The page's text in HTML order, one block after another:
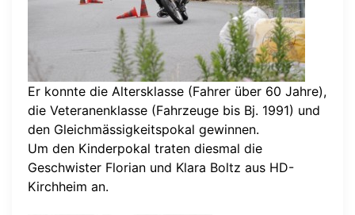
Er konnte die Altersklasse (Fahrer über 60 Jahre),
die Veteranenklasse (Fahrzeuge bis Bj. 1991) und
den Gleichmässigkeitspokal gewinnen.
Um den Kinderpokal traten diesmal die
Geschwister Florian und Klara Boltz aus HD-
Kirchheim an.